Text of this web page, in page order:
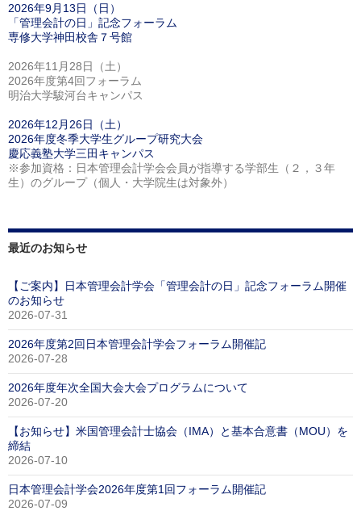
2026年9月13日（日）
「管理会計の日」記念フォーラム
専修大学神田校舎７号館
2026年11月28日（土）
2026年度第4回フォーラム
明治大学駿河台キャンパス
2026年12月26日（土）
2026年度冬季大学生グループ研究大会
慶応義塾大学三田キャンパス
※参加資格：日本管理会計学会会員が指導する学部生（２，３年
生）のグループ（個人・大学院生は対象外）
最近のお知らせ
【ご案内】日本管理会計学会「管理会計の日」記念フォーラム開催
のお知らせ
2026-07-31
2026年度第2回日本管理会計学会フォーラム開催記
2026-07-28
2026年度年次全国大会大会プログラムについて
2026-07-20
【お知らせ】米国管理会計士協会（IMA）と基本合意書（MOU）を
締結
2026-07-10
日本管理会計学会2026年度第1回フォーラム開催記
2026-07-09